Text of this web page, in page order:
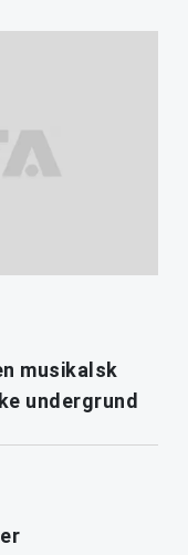
musikalsk
undergrund